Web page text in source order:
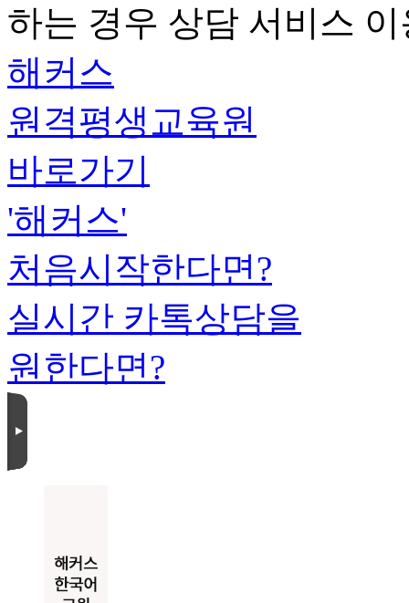
하는 경우 상담 서비스
해커스
원격평생교육원
바로가기
'해커스'
처음시작한다면?
실시간 카톡상담을
원한다면?